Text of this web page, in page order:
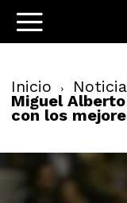
Inicio
Miguel
con los